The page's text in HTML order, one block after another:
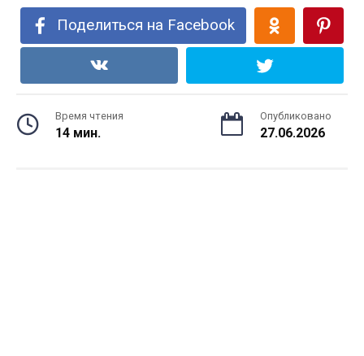
Поделиться на Facebook
Время чтения
14 мин.
Опубликовано
27.06.2026